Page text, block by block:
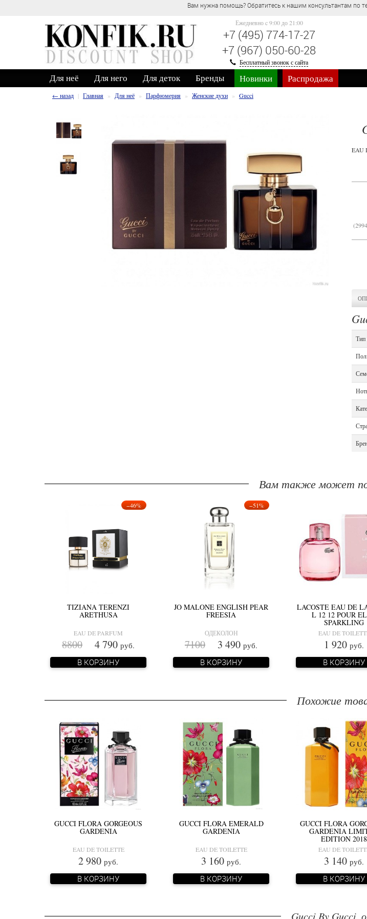
Вам нужна помощь? Обратитесь к нашим консультантам по
Ежедневно c 9:00 до 21:00
+7 (495) 774-17-27
+7 (967) 050-60-28
Бесплатный звонок с сайта
Для неё Для него Для деток Бренды Новинки Распродажа
← назад Главная Для неё Парфюмерия Женские духи Gucci
EAU
Тип
Вам также может
−46%
TIZIANA TERENZI
ARETHUSA
EAU DE PARFUM
8800 4 790 руб.
В КОРЗИНУ
−51%
JO MALONE ENGLISH PEAR
FREESIA
ОДЕКОЛОН
7100 3 490 руб.
В КОРЗИНУ
LACOSTE EAU DE
L 12 12 POUR
SPARKLING
EAU DE
1 920 руб.
В КОРЗИНУ
Похожие
GUCCI FLORA GORGEOUS
GARDENIA
EAU DE TOILETTE
2 980 руб.
В КОРЗИНУ
GUCCI FLORA EMERALD
GARDENIA
EAU DE TOILETTE
3 160 руб.
В КОРЗИНУ
GUCCI FLORA
GARDENIA
EDITION 2018
EAU DE
3 140 руб.
В КОРЗИНУ
Gucci By Gucci,